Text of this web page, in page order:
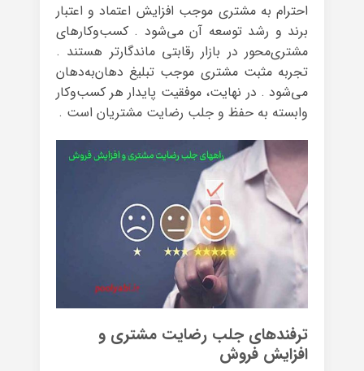
احترام به مشتری موجب افزایش اعتماد و اعتبار
برند و رشد توسعه آن می‌شود . کسب‌وکارهای
مشتری‌محور در بازار رقابتی ماندگارتر هستند .
تجربه مثبت مشتری موجب تبلیغ دهان‌به‌دهان
می‌شود . در نهایت، موفقیت پایدار هر کسب‌وکار
وابسته به حفظ و جلب رضایت مشتریان است .
ترفندهای جلب رضایت مشتری و
افزایش فروش